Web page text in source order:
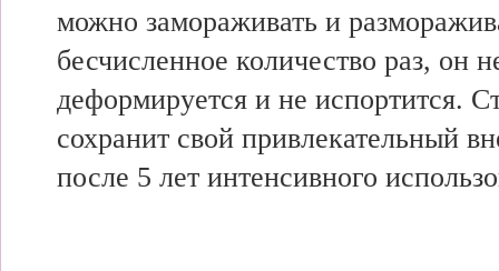
можно замораживать и
бесчисленное количество раз, он
деформируется и не испортится.
сохранит свой привлекательный
после 5 лет интенсивного